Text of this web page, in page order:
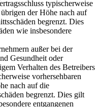
typischerweise
der Höhe nach auf
begrenzt. Dies
wie insbesondere
außer bei der
Gesundheit oder
Verhalten des Betreibers
vorhersehbaren
nach auf die
begrenzt. Dies gilt
entgangenen